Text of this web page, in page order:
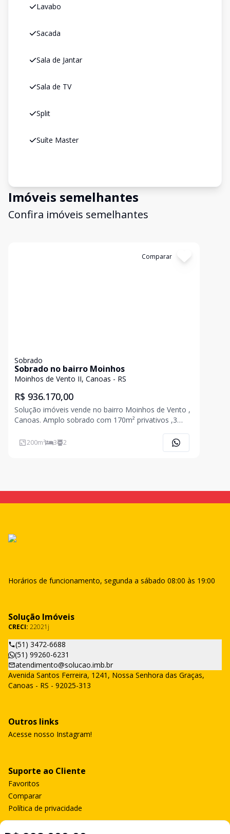
Lavabo
Sacada
Sala de Jantar
Sala de TV
Split
Suíte Master
Imóveis semelhantes
Confira imóveis semelhantes
Comparar
Sobrado
Sobrado no bairro Moinhos
Moinhos de Vento II, Canoas - RS
R$ 936.170,00
Solução imóveis vende no bairro Moinhos de Vento ,
Canoas. Amplo sobrado com 170m² privativos ,3
quente, piso cerâmico uma suíte com hidro , lareira e
piscina com aquecimento solar, quiosque com
200m² 3 2
Horários de funcionamento, segunda a sábado 08:00 às 19:00
Solução Imóveis
CRECI: 22021j
(51) 3472-6688
(51) 99260-6231
atendimento@solucao.imb.br
Avenida Santos Ferreira, 1241, Nossa Senhora das Graças,
Canoas - RS - 92025-313
Outros links
Acesse nosso Instagram!
Suporte ao Cliente
Favoritos
Comparar
Política de privacidade